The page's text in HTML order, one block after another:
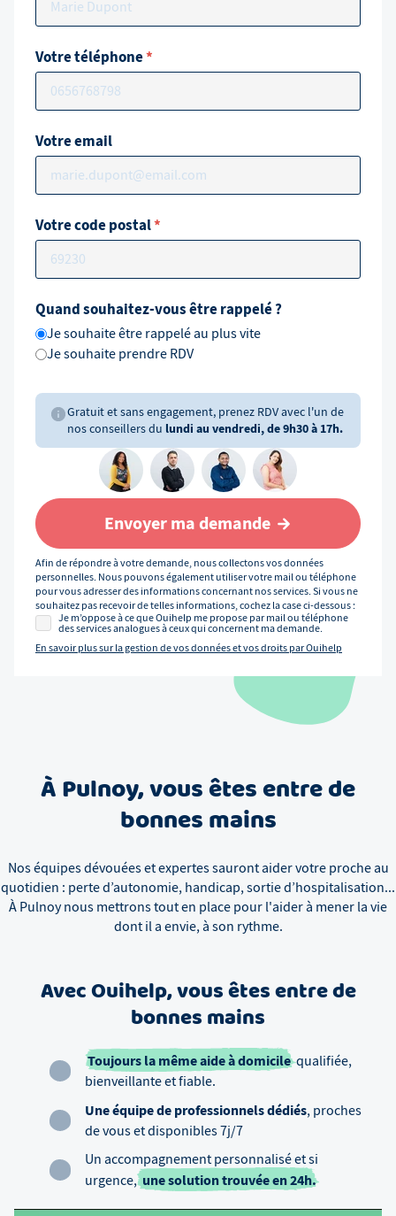
Votre téléphone*
Votre email
Votre code postal*
Quand souhaitez-vous être rappelé ?
Je souhaite être rappelé au plus vite
Je souhaite prendre RDV
Gratuit et sans engagement, prenez RDV avec l'un de
nos conseillers du lundi au vendredi, de 9h30 à 17h.
Envoyer ma demande
Afin de répondre à votre demande, nous collectons vos données
personnelles. Nous pouvons également utiliser votre mail ou téléphone
pour vous adresser des informations concernant nos services. Si vous ne
souhaitez pas recevoir de telles informations, cochez la case ci-dessous :
Je m’oppose à ce que Ouihelp me propose par mail ou téléphone
des services analogues à ceux qui concernent ma demande.
En savoir plus sur la gestion de vos données et vos droits par Ouihelp
ÀPulnoy, vous êtes entre de
bonnes mains
Nos équipes dévouées et expertes sauront aider votre proche au
quotidien : perte d’autonomie, handicap, sortie d’hospitalisation...
À Pulnoynous mettrons tout en place pour l'aider à mener la vie
dont il a envie, à son rythme.
Avec Ouihelp, vous êtes entre de
bonnes mains
Toujours la même aide à domicilequalifiée,
bienveillante et fiable.
Une équipe de professionnels dédiés, proches
de vous et disponibles 7j/7
Un accompagnement personnalisé et si
urgence,une solution trouvée en 24h.